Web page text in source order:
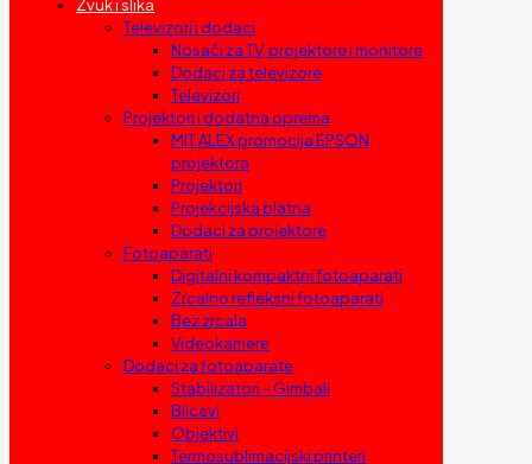
Zvuk i slika
Televizori i dodaci
Nosači za TV, projektore i monitore
Dodaci za televizore
Televizori
Projektori i dodatna oprema
MIT ALEX promocija EPSON
projektora
Projektori
Projekcijska platna
Dodaci za projektore
Fotoaparati
Digitalni kompaktni fotoaparati
Zrcalno refleksni fotoaparati
Bez zrcala
Videokamere
Dodaci za fotoaparate
Stabilizatori – Gimbali
Blicevi
Objektivi
Termosublimacijski printeri